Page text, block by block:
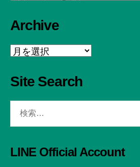
Archive
Archive
Site Search
LINE Official Account